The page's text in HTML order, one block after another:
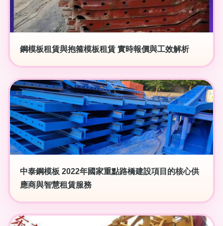
鋼模板租賃與抱箍模板租賃 實時報價與工效解析
中泰鋼模板 2022年國家重點路橋建設項目的核心供
應商與智慧租賃服務